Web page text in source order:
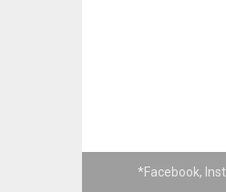
*Facebook,